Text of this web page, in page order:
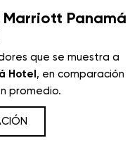
Panamá
que se muestra a
Hotel, en comparación
promedio.